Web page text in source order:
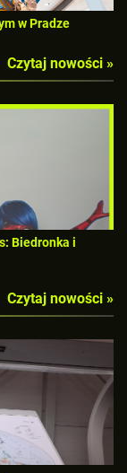
w Pradze
Czytaj nowości »
Biedronka i
Czytaj nowości »